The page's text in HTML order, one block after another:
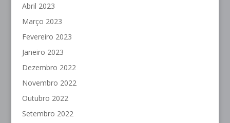
Abril 2023
Março 2023
Fevereiro 2023
Janeiro 2023
Dezembro 2022
Novembro 2022
Outubro 2022
Setembro 2022